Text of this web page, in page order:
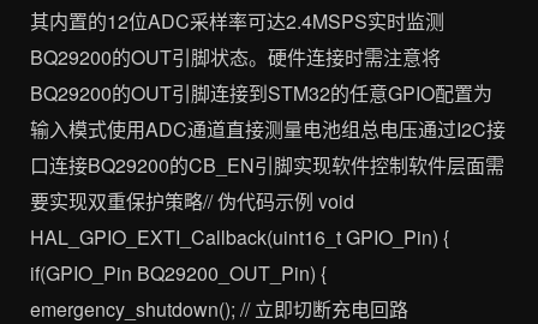
其内置的12位ADC采样率可达2.4MSPS实时监测
BQ29200的OUT引脚状态。硬件连接时需注意将
BQ29200的OUT引脚连接到STM32的任意GPIO配置为
输入模式使用ADC通道直接测量电池组总电压通过I2C接
口连接BQ29200的CB_EN引脚实现软件控制软件层面需
要实现双重保护策略// 伪代码示例 void
HAL_GPIO_EXTI_Callback(uint16_t GPIO_Pin) {
if(GPIO_Pin BQ29200_OUT_Pin) {
emergency_shutdown(); // 立即切断充电回路